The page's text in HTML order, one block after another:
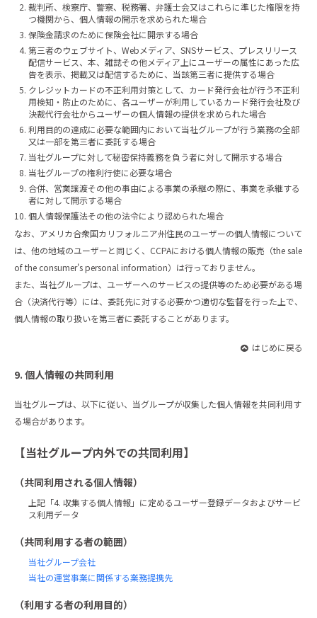
裁判所、検察庁、警察、税務署、弁護士会又はこれらに準じた権限を持
つ機関から、個人情報の開示を求められた場合
保険金請求のために保険会社に開示する場合
第三者のウェブサイト、Webメディア、SNSサービス、プレスリリース
配信サービス、本、雑誌その他メディア上にユーザーの属性にあった広
告を表示、掲載又は配信するために、当該第三者に提供する場合
クレジットカードの不正利用対策として、カード発行会社が行う不正利
用検知・防止のために、各ユーザーが利用しているカード発行会社及び
決裁代行会社からユーザーの個人情報の提供を求められた場合
利用目的の達成に必要な範囲内において当社グループが行う業務の全部
又は一部を第三者に委託する場合
当社グループに対して秘密保持義務を負う者に対して開示する場合
当社グループの権利行使に必要な場合
合併、営業譲渡その他の事由による事業の承継の際に、事業を承継する
者に対して開示する場合
個人情報保護法その他の法令により認められた場合
なお、アメリカ合衆国カリフォルニア州住民のユーザーの個人情報について
は、他の地域のユーザーと同じく、CCPAにおける個人情報の販売（the sale
of the consumer's personal information）は行っておりません。
また、当社グループは、ユーザーへのサービスの提供等のため必要がある場
合（決済代行等）には、委託先に対する必要かつ適切な監督を行った上で、
個人情報の取り扱いを第三者に委託することがあります。
はじめに戻る
9. 個人情報の共同利用
当社グループは、以下に従い、当グループが収集した個人情報を共同利用す
る場合があります。
【当社グループ内外での共同利用】
（共同利用される個人情報）
上記「4. 収集する個人情報」に定めるユーザー登録データおよびサービ
ス利用データ
（共同利用する者の範囲）
当社グループ会社
当社の運営事業に関係する業務提携先
（利用する者の利用目的）